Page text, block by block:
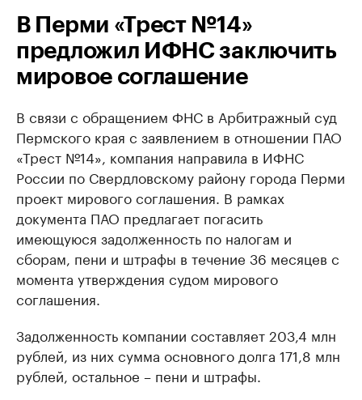
В Перми «Трест №14»
предложил ИФНС заключить
мировое соглашение
В связи с обращением ФНС в Арбитражный суд
Пермского края с заявлением в отношении ПАО
«Трест №14», компания направила в ИФНС
России по Свердловскому району города Перми
проект мирового соглашения. В рамках
документа ПАО предлагает погасить
имеющуюся задолженность по налогам и
сборам, пени и штрафы в течение 36 месяцев с
момента утверждения судом мирового
соглашения.
Задолженность компании составляет 203,4 млн
рублей, из них сумма основного долга 171,8 млн
рублей, остальное – пени и штрафы.